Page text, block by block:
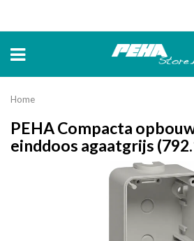
Home
PEHA Compacta
einddoos agaatgrijs